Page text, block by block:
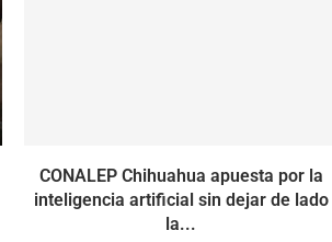
CONALEP Chihuahua apuesta por la
inteligencia artificial sin dejar de lado
la...